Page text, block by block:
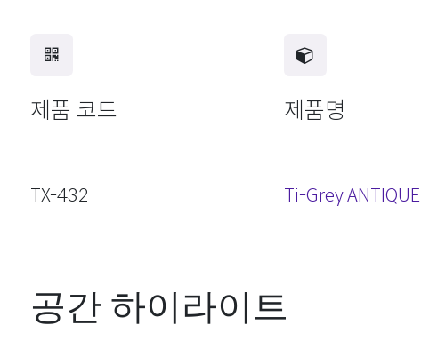
제품 코드
TX-432
제품명
Ti-Grey ANTIQUE
공간 하이라이트